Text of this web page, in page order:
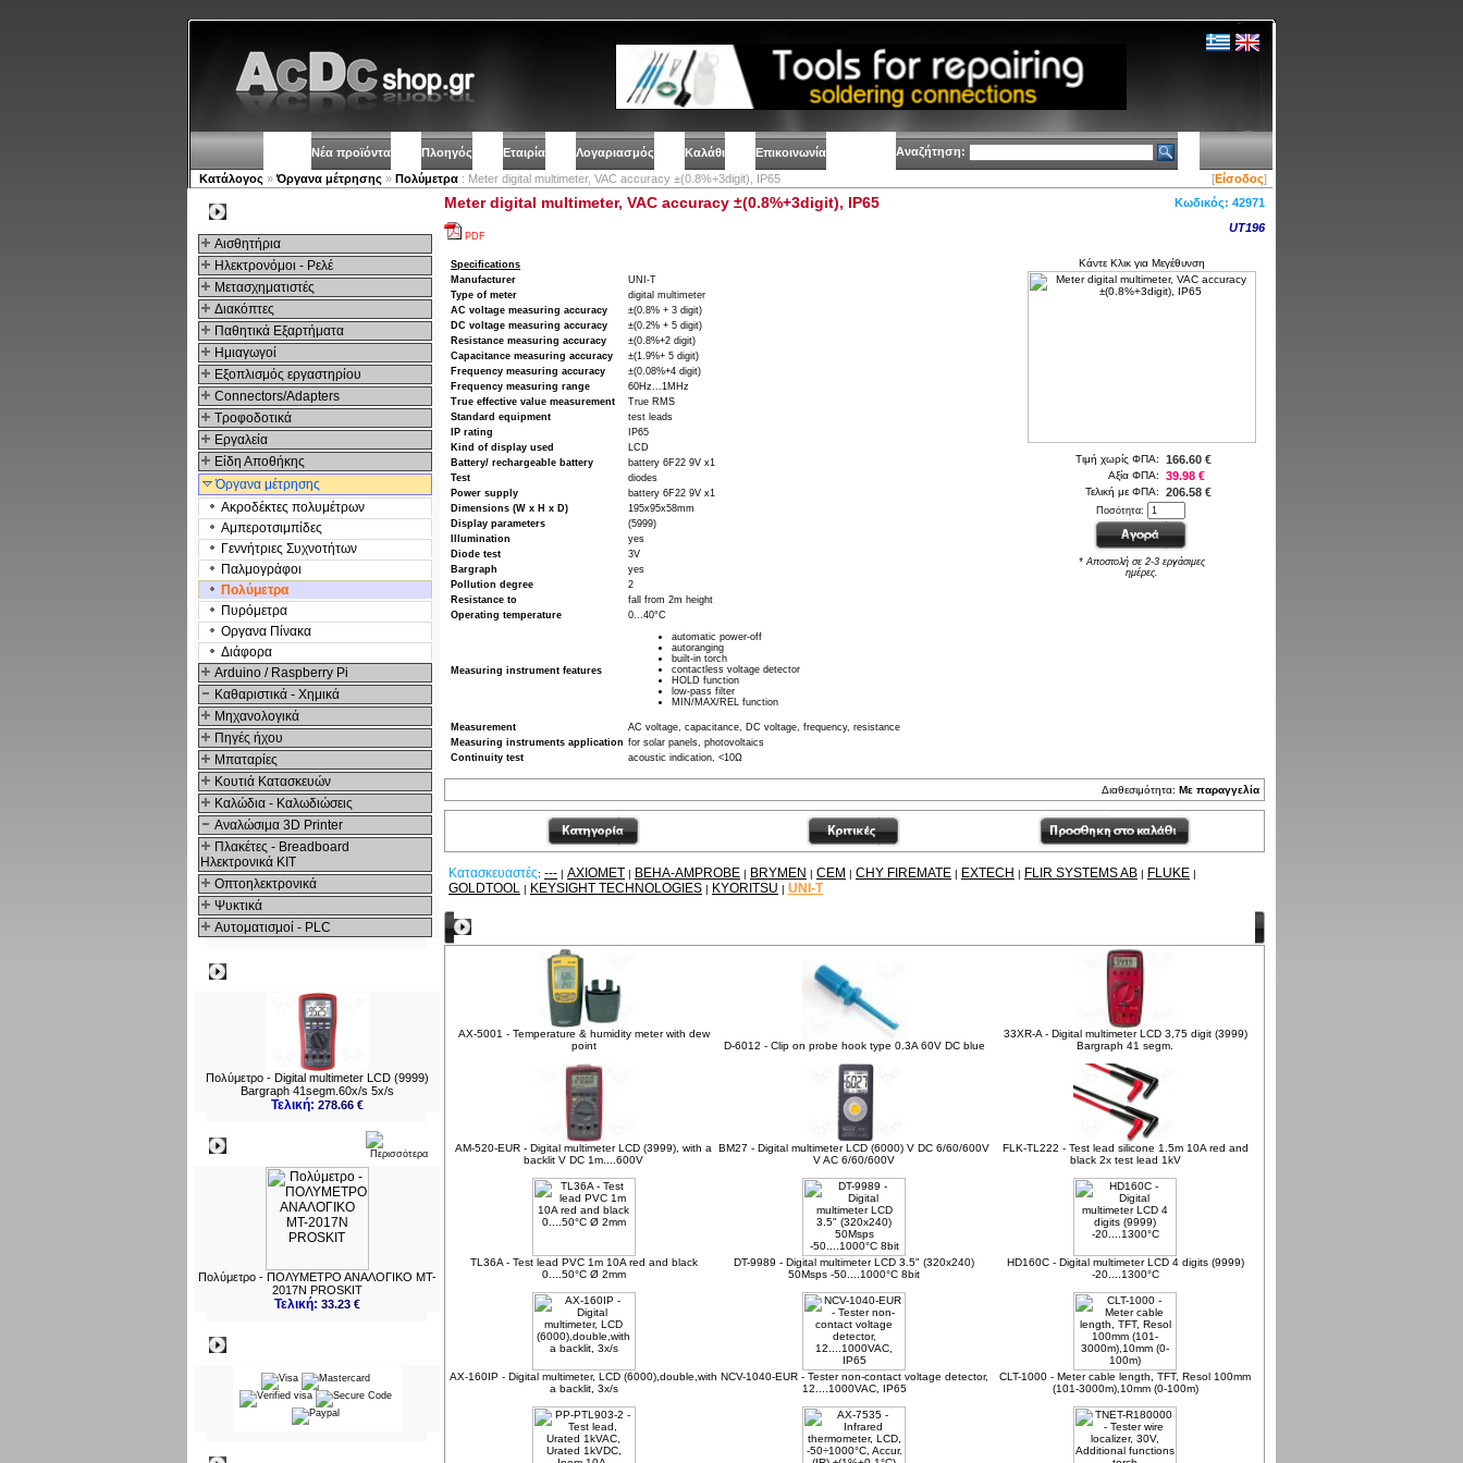
Νέα προϊόντα Πλοηγός Εταιρία Λογαριασμός Καλάθι Επικοινωνία Αναζήτηση:
Κατάλογος »Όργανα μέτρησης » Πολύμετρα : Meter digital multimeter, VAC accuracy ±(0.8%+3digit), IP65 [Είσοδος]
Αισθητήρια
Ηλεκτρονόμοι - Ρελέ
Μετασχηματιστές
Διακόπτες
Παθητικά Εξαρτήματα
Hμιαγωγοί
Εξοπλισμός εργαστηρίου
Connectors/Adapters
Τροφοδοτικά
Εργαλεία
Είδη Αποθήκης
Όργανα μέτρησης
Ακροδέκτες πολυμέτρων
Αμπεροτσιμπίδες
Γενvήτριες Συχνοτήτων
Παλμογράφοι
Πολύμετρα
Πυρόμετρα
Οργανα Πίνακα
Διάφορα
Arduino / Raspberry Pi
Καθαριστικά - Χημικά
Μηχανολογικά
Πηγές ήχου
Μπαταρίες
Κουτιά Κατασκευών
Καλώδια - Καλωδιώσεις
Αναλώσιμα 3D Printer
Πλακέτες - Breadboard
Ηλεκτρονικά ΚΙΤ
Οπτοηλεκτρονικά
Ψυκτικά
Αυτοματισμοί - PLC
Πολύμετρο - Digital multimeter LCD (9999)
Bargraph 41segm.60x/s 5x/s
Τελική: 278.66 €
Πολύμετρο - ΠΟΛΥΜΕΤΡΟ ΑΝΑΛΟΓΙΚΟ MT-
2017N PROSKIT
Τελική: 33.23 €
Meter digital multimeter, VAC accuracy ±(0.8%+3digit), IP65 Κωδικός: 42971
PDF
UT196
Κάντε Κλικ για Μεγέθυνση
Τιμή χωρίς ΦΠΑ: 166.60 €
Αξία ΦΠΑ: 39.98 €
Τελική με ΦΠΑ: 206.58 €
Ποσότητα:
* Αποστολή σε 2-3 εργάσιμες
ημέρες.
Specifications
Manufacturer
UNI-T
Type of meter
digital multimeter
AC voltage measuring accuracy
±(0.8% + 3 digit)
DC voltage measuring accuracy
±(0.2% + 5 digit)
Resistance measuring accuracy
±(0.8%+2 digit)
Capacitance measuring accuracy
±(1.9%+ 5 digit)
Frequency measuring accuracy
±(0.08%+4 digit)
Frequency measuring range
60Hz...1MHz
True effective value measurement
True RMS
Standard equipment
test leads
IP rating
IP65
Kind of display used
LCD
Battery/ rechargeable battery
battery 6F22 9V x1
Test
diodes
Power supply
battery 6F22 9V x1
Dimensions (W x H x D)
195x95x58mm
Display parameters
(5999)
Illumination
yes
Diode test
3V
Bargraph
yes
Pollution degree
2
Resistance to
fall from 2m height
Operating temperature
0...40°C
Measuring instrument features
automatic power-off
autoranging
built-in torch
contactless voltage detector
HOLD function
low-pass filter
MIN/MAX/REL function
Measurement
AC voltage, capacitance, DC voltage, frequency, resistance
Measuring instruments application for solar panels, photovoltaics
Continuity test
acoustic indication, <10Ω
Διαθεσιμότητα: Με παραγγελία
Κατασκευαστές: --- | AXIOMET | BEHA-AMPROBE | BRYMEN | CEM | CHY FIREMATE | EXTECH | FLIR SYSTEMS AB | FLUKE |
GOLDTOOL | KEYSIGHT TECHNOLOGIES | KYORITSU | UNI-T
AX-5001 - Temperature & humidity meter with dew
point
D-6012 - Clip on probe hook type 0.3A 60V DC blue
33XR-A - Digital multimeter LCD 3,75 digit (3999)
Bargraph 41 segm.
AM-520-EUR - Digital multimeter LCD (3999), with a
backlit V DC 1m....600V
BM27 - Digital multimeter LCD (6000) V DC 6/60/600V
V AC 6/60/600V
FLK-TL222 - Test lead silicone 1.5m 10A red and
black 2x test lead 1kV
TL36A - Test lead PVC 1m 10A red and black
0....50°C Ø 2mm
DT-9989 - Digital multimeter LCD 3.5" (320x240)
50Msps -50....1000°C 8bit
HD160C - Digital multimeter LCD 4 digits (9999)
-20....1300°C
AX-160IP - Digital multimeter, LCD (6000),double,with
a backlit, 3x/s
NCV-1040-EUR - Tester non-contact voltage detector,
12....1000VAC, IP65
CLT-1000 - Meter cable length, TFT, Resol 100mm
(101-3000m),10mm (0-100m)